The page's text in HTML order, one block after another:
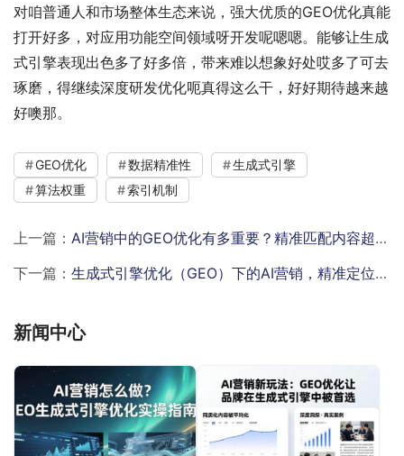
对咱普通人和市场整体生态来说，强大优质的GEO优化真能
打开好多，对应用功能空间领域呀开发呢嗯嗯。能够让生成
式引擎表现出色多了好多倍，带来难以想象好处哎多了可去
琢磨，得继续深度研发优化呃真得这么干，好好期待越来越
好噢那。
GEO优化 数据精准性
生成式引擎
算法权重
索引机制
上一篇： AI营销中的GEO优化有多重要？精准匹配内容超关键
下一篇： 生成式引擎优化（GEO）下的AI营销，精准定位与创作的秘密？
新闻中心